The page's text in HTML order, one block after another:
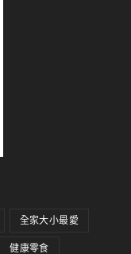
全家大小最愛
健康零食